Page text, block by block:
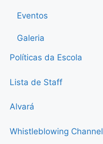
Eventos
Galeria
Políticas da Escola
Lista de Staff
Alvará
Whistleblowing Channel